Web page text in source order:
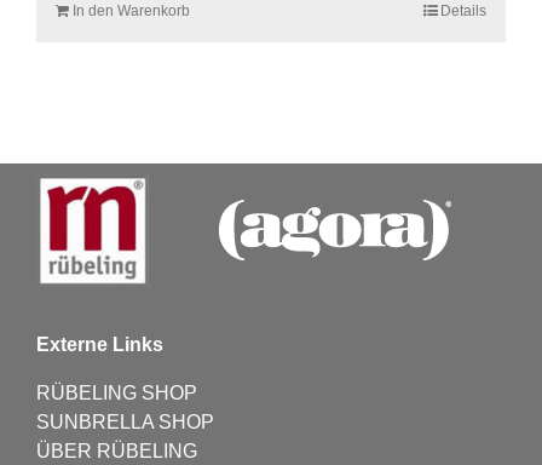
In den Warenkorb Details
Externe Links
RÜBELING SHOP
SUNBRELLA SHOP
ÜBER RÜBELING